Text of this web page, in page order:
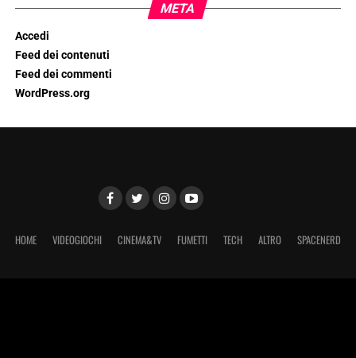
META
Accedi
Feed dei contenuti
Feed dei commenti
WordPress.org
HOME VIDEOGIOCHI CINEMA&TV FUMETTI TECH ALTRO SPACENERD